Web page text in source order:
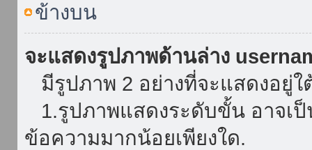
ข้างบน
จะแสดงรูปภาพด้านล่าง
มีรูปภาพ 2 อย่างที่จะแสดงอยู่ใ
1.รูปภาพแสดงระดับขั้น อาจเ
ข้อความมากน้อยเพียงใด.